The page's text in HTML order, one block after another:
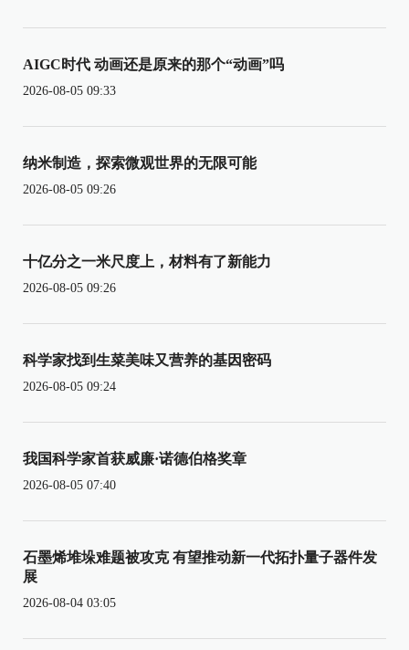
AIGC时代 动画还是原来的那个“动画”吗
2026-08-05 09:33
纳米制造，探索微观世界的无限可能
2026-08-05 09:26
十亿分之一米尺度上，材料有了新能力
2026-08-05 09:26
科学家找到生菜美味又营养的基因密码
2026-08-05 09:24
我国科学家首获威廉·诺德伯格奖章
2026-08-05 07:40
石墨烯堆垛难题被攻克 有望推动新一代拓扑量子器件发
展
2026-08-04 03:05